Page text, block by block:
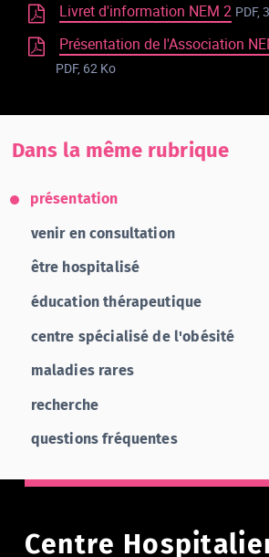
Livret d'information NEM 2 PDF,
Présentation de l'Association
PDF, 62 Ko
Dans la même rubrique
présentation
venir en consultation
être hospitalisé
éducation thérapeutique
centre spécialisé de l'obésité
maladies rares
recherche
questions fréquentes
Centre